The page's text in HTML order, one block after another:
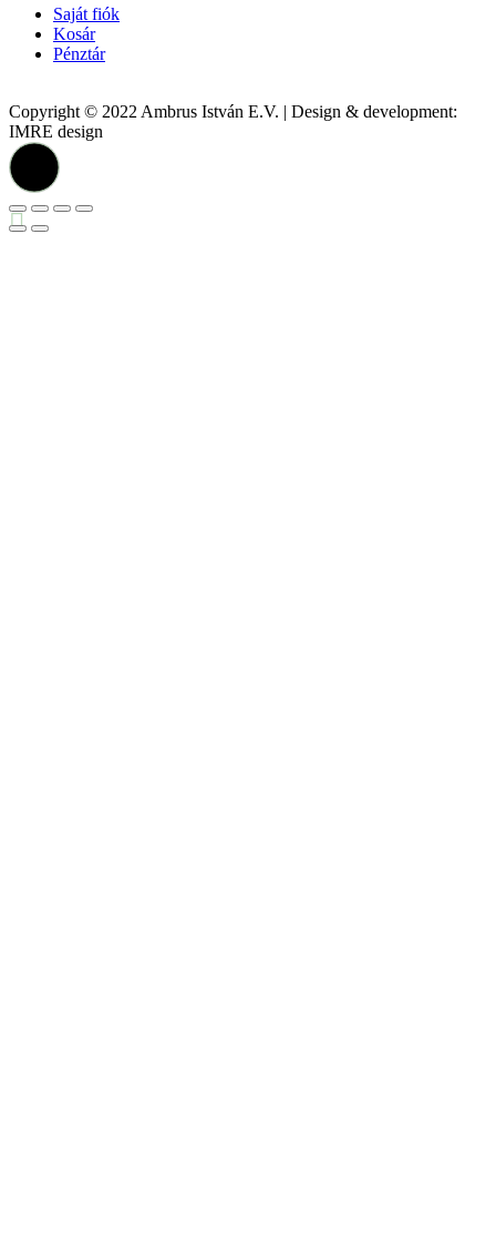
Saját fiók
Kosár
Pénztár
Copyright © 2022 Ambrus István E.V. | Design & development:
IMRE design